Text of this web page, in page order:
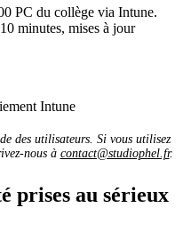
PC du collège via Intune.
minutes, mises à jour
Intune
des utilisateurs. Si vous utilisez
nous à contact@studiophel.fr.
prises au sérieux